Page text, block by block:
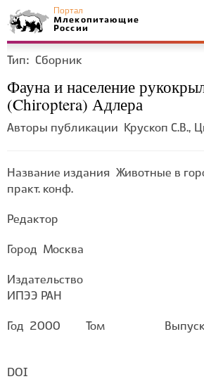
Портал
Млекопитающие
России
Тип: Сборник
Фауна и население
(Chiroptera) Адлера
Авторы публикации Крускоп С.В.,
Название издания
Животные в
практ. конф.
Редактор
Город Москва
Издательство
ИПЭЭ РАН
Год 2000 Том Выпуск
DOI